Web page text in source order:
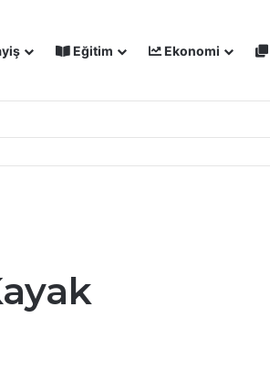
Eğitim Ekonomi
YENİ PROJELER YOLDA